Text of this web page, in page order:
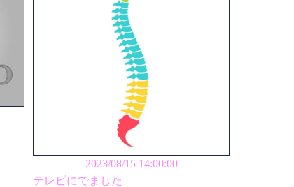
2023/08/15 14:00:00
テレビにでました